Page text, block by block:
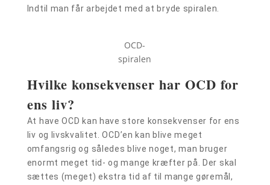
Indtil man får arbejdet med at bryde spiralen.
OCD-
spiralen
Hvilke konsekvenser har OCD for
ens liv?
At have OCD kan have store konsekvenser for ens
liv og livskvalitet. OCD’en kan blive meget
omfangsrig og således blive noget, man bruger
enormt meget tid- og mange kræfter på. Der skal
sættes (meget) ekstra tid af til mange gøremål,